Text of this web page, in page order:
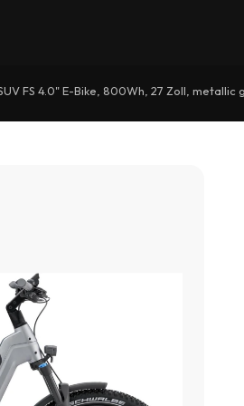
FS 4.0" E-Bike, 800Wh, 27 Zoll, metallic